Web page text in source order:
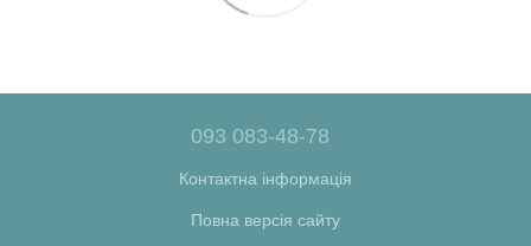
093 083-48-78
Контактна інформація
Повна версія сайту